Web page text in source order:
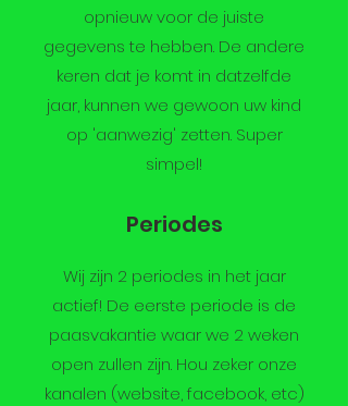
opnieuw voor de juiste
gegevens te hebben. De andere
keren dat je komt in datzelfde
jaar, kunnen we gewoon uw kind
op 'aanwezig' zetten. Super
simpel!
Periodes
Wij zijn 2 periodes in het jaar
actief! De eerste periode is de
paasvakantie waar we 2 weken
open zullen zijn. Hou zeker onze
kanalen (website, facebook, etc)